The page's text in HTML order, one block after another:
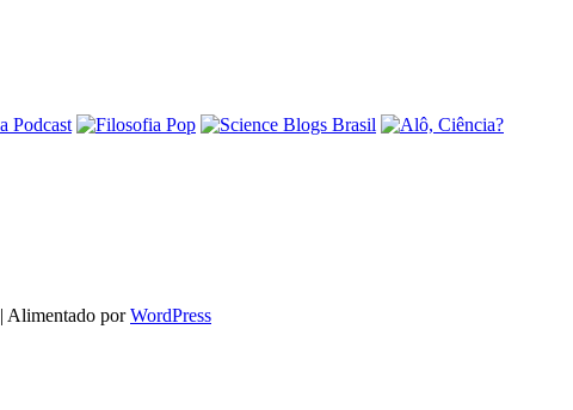
| Alimentado porWordPress